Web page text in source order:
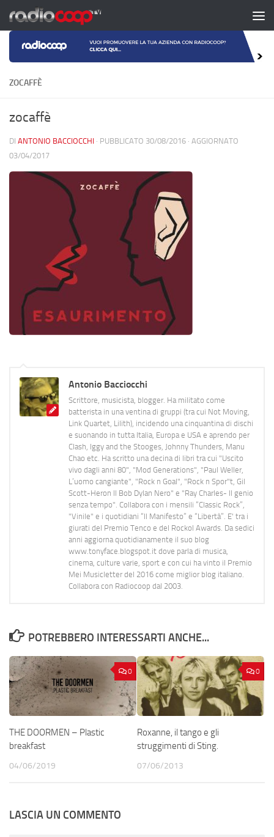
Salta al contenuto
ZOCAFFÈ
zocaffè
DI ANTONIO BACCIOCCHI · PUBBLICATO 30/08/2016 · AGGIORNATO
03/04/2017
Antonio Bacciocchi
Scrittore, musicista, blogger. Ha militato come
batterista in una ventina di gruppi (tra cui Not Moving,
Link Quartet, Lilith), incidendo una cinquantina di dischi
e suonando in tutta Italia, Europa e USA e aprendo per
Clash, Iggy and the Stooges, Johnny Thunders, Manu
Chao etc. Ha scritto una decina di libri tra cui "Uscito
vivo dagli anni 80", "Mod Generations", "Paul Weller,
L’uomo cangiante", "Rock n Goal", "Rock n Spor"t, Gil
Scott-Heron Il Bob Dylan Nero" e "Ray Charles- Il genio
senza tempo". Collabora con i mensili “Classic Rock”,
"Vinile" e i quotidiani “Il Manifesto” e “Libertà”. E' tra i
giurati del Premio Tenco e del Rockol Awards. Da sedici
anni aggiorna quotidianamente il suo blog
www.tonyface.blogspot.it dove parla di musica,
cinema, culture varie, sport e con cui ha vinto il Premio
Mei Musicletter del 2016 come miglior blog italiano.
Collabora con Radiocoop dal 2003.
POTREBBERO INTERESSARTI ANCHE...
0
THE DOORMEN – Plastic
breakfast
04/06/2019
0
Roxanne, il tango e gli
struggimenti di Sting.
07/06/2013
LASCIA UN COMMENTO